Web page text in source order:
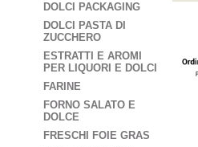
DOLCI PACKAGING
DOLCI PASTA DI
ZUCCHERO
ESTRATTI E AROMI
PER LIQUORI E DOLCI
FARINE
FORNO SALATO E
DOLCE
FRESCHI FOIE GRAS